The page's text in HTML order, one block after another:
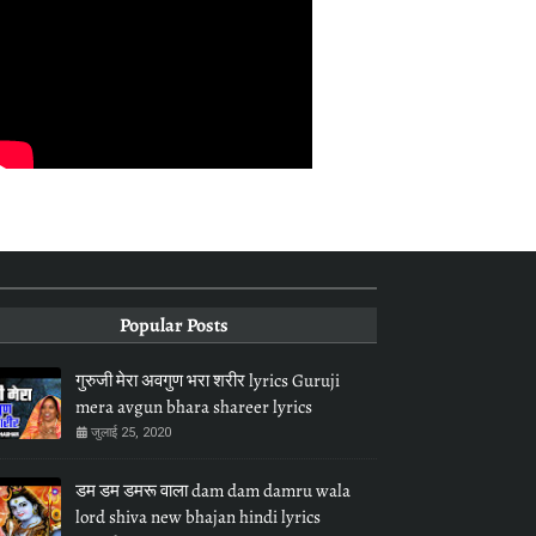
Popular Posts
गुरुजी मेरा अवगुण भरा शरीर lyrics Guruji
mera avgun bhara shareer lyrics
जुलाई 25, 2020
डम डम डमरू वाला dam dam damru wala
lord shiva new bhajan hindi lyrics